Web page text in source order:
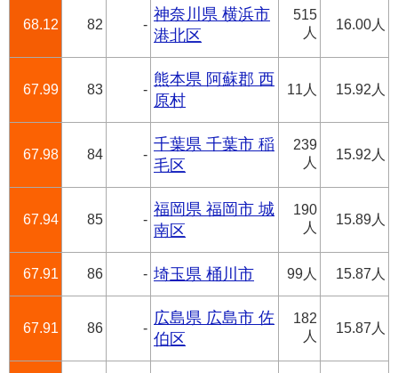
68.12 82 -
神奈川県 横浜市
港北区
515
人
16.00人
67.99 83 -
熊本県 阿蘇郡 西
原村
11人 15.92人
67.98 84 -
千葉県 千葉市 稲
毛区
239
人
15.92人
67.94 85 -
福岡県 福岡市 城
南区
190
人
15.89人
67.91 86 - 埼玉県 桶川市 99人 15.87人
67.91 86 -
広島県 広島市 佐
伯区
182
人
15.87人